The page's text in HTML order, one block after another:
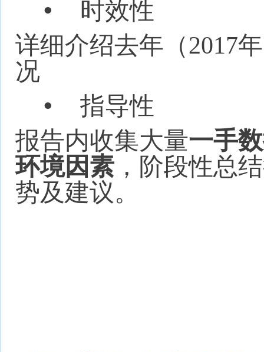
•
时效性
详细介绍去年（2017
况
•
指导性
报告内收集大量一手
环境因素 ，阶段性总
势及建议。